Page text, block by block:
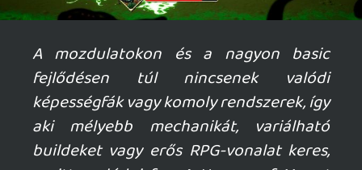
Egyáltalán nincs benne vér vagy ilyesmi,
egy 8-14 között kategória simán elvan
biztosan hozzáad a világ és karakterek
ismerete de nem alapfeltétel.
Necroman Mk2 2026.04.08 09:46:13
Necroman Mk2
2026.04.08 09:46:13
#20xwn